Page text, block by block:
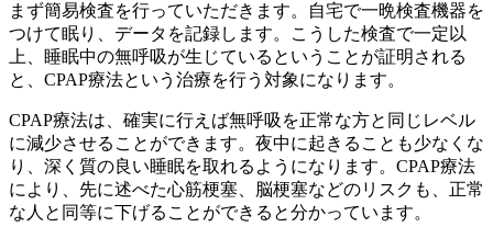
まず簡易検査を行っていただきます。自宅で一晩検査機器を
つけて眠り、データを記録します。こうした検査で一定以
上、睡眠中の無呼吸が生じているということが証明される
と、CPAP療法という治療を行う対象になります。
CPAP療法は、確実に行えば無呼吸を正常な方と同じレベル
に減少させることができます。夜中に起きることも少なくな
り、深く質の良い睡眠を取れるようになります。CPAP療法
により、先に述べた心筋梗塞、脳梗塞などのリスクも、正常
な人と同等に下げることができると分かっています。